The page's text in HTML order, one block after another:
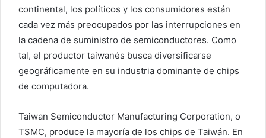
l
e
c
ó
n
continental, los políticos y los consumidores están
cada vez más preocupados por las interrupciones en
la cadena de suministro de semiconductores. Como
tal, el productor taiwanés busca diversificarse
geográficamente en su industria dominante de chips
de computadora.
Taiwan Semiconductor Manufacturing Corporation, o
TSMC, produce la mayoría de los chips de Taiwán. En